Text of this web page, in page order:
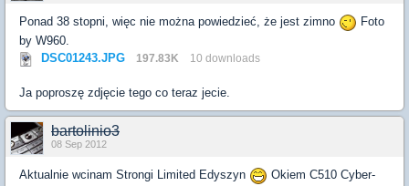
Ponad 38 stopni, więc nie można powiedzieć, że jest zimno
Foto
by W960.
DSC01243.JPG
197.83K 10 downloads
Ja poproszę zdjęcie tego co teraz jecie.
bartolinio3
08 Sep 2012
Aktualnie wcinam Strongi Limited Edyszyn Okiem C510 Cyber-